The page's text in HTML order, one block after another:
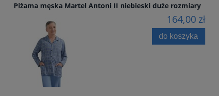
Piżama męska Martel Antoni II niebieski duże rozmiary
164,00 zł
do koszyka